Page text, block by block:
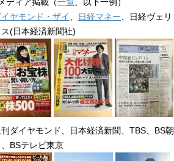
ヤモンド・ザイ
日経マネー 、日経ヴェリ
(日本経済新聞社)
ダイヤモンド、日本経済新聞、TBS、BS朝
BSテレビ東京